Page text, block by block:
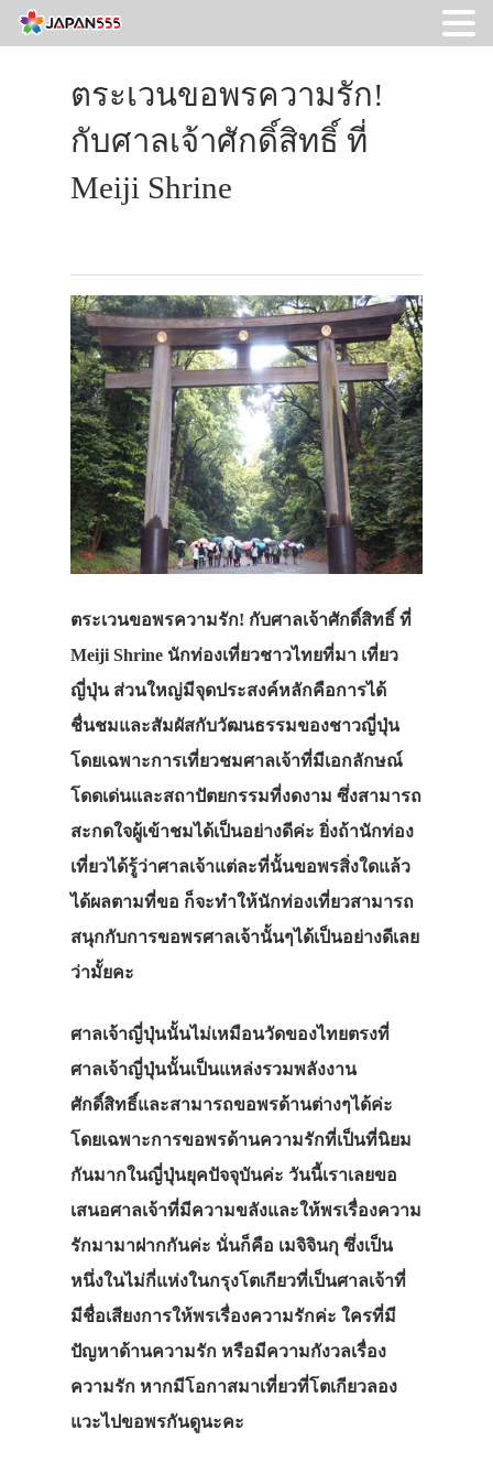
ตระเวนขอพรความรัก!
กับศาลเจ้าศักดิ์สิทธิ์ ที่
Meiji Shrine
ตระเวนขอพรความรัก! กับศาลเจ้าศักดิ์สิทธิ์ ที่
Meiji Shrine นักท่องเที่ยวชาวไทยที่มา เที่ยว
ญี่ปุ่น ส่วนใหญ่มีจุดประสงค์หลักคือการได้
ชื่นชมและสัมผัสกับวัฒนธรรมของชาวญี่ปุ่น
โดยเฉพาะการเที่ยวชมศาลเจ้าที่มีเอกลักษณ์
โดดเด่นและสถาปัตยกรรมที่งดงาม ซึ่งสามารถ
สะกดใจผู้เข้าชมได้เป็นอย่างดีค่ะ ยิ่งถ้านักท่อง
เที่ยวได้รู้ว่าศาลเจ้าแต่ละที่นั้นขอพรสิ่งใดแล้ว
ได้ผลตามที่ขอ ก็จะทำให้นักท่องเที่ยวสามารถ
สนุกกับการขอพรศาลเจ้านั้นๆได้เป็นอย่างดีเลย
ว่ามั้ยคะ
ศาลเจ้าญี่ปุ่นนั้นไม่เหมือนวัดของไทยตรงที่
ศาลเจ้าญี่ปุ่นนั้นเป็นแหล่งรวมพลังงาน
ศักดิ์สิทธิ์และสามารถขอพรด้านต่างๆได้ค่ะ
โดยเฉพาะการขอพรด้านความรักที่เป็นที่นิยม
กันมากในญี่ปุ่นยุคปัจจุบันค่ะ วันนี้เราเลยขอ
เสนอศาลเจ้าที่มีความขลังและให้พรเรื่องความ
รักมามาฝากกันค่ะ นั่นก็คือ เมจิจินกุ ซึ่งเป็น
หนึ่งในไม่กี่แห่งในกรุงโตเกียวที่เป็นศาลเจ้าที่
มีชื่อเสียงการให้พรเรื่องความรักค่ะ ใครที่มี
ปัญหาด้านความรัก หรือมีความกังวลเรื่อง
ความรัก หากมีโอกาสมาเที่ยวที่โตเกียวลอง
แวะไปขอพรกันดูนะคะ